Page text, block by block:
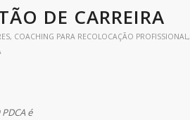
DE CARREIRA
, COACHING PARA RECOLOCAÇÃO PROFISSIONAL,
PDCA é